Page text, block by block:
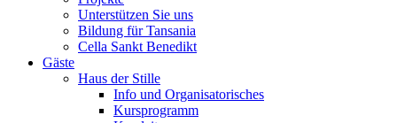
Unterstützen Sie uns
Bildung für Tansania
Cella Sankt Benedikt
Gäste
Haus der Stille
Info und Organisatorisches
Kursprogramm